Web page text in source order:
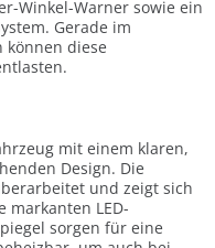
Winkel-Warner sowie ein
Gerade im
können diese
mit einem klaren,
Design. Die
und zeigt sich
LED-
sorgen für eine